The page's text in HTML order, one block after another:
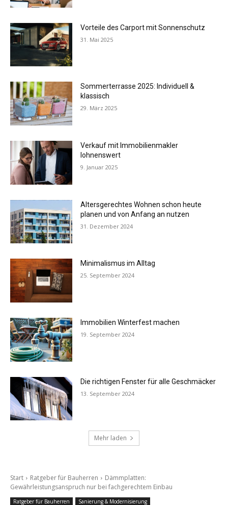
Vorteile des Carport mit Sonnenschutz
31. Mai 2025
Sommerterrasse 2025: Individuell &
klassisch
29. März 2025
Verkauf mit Immobilienmakler
lohnenswert
9. Januar 2025
Altersgerechtes Wohnen schon heute
planen und von Anfang an nutzen
31. Dezember 2024
Minimalismus im Alltag
25. September 2024
Immobilien Winterfest machen
19. September 2024
Die richtigen Fenster für alle Geschmäcker
13. September 2024
Mehr laden